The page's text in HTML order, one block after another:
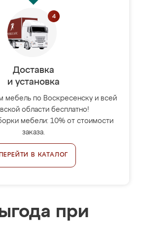
Доставка
и установка
мебель по Воскресенску и всей
области бесплатно!
мебели: 10% от стоимости
заказа.
ПЕРЕЙТИ В КАТАЛОГ
при